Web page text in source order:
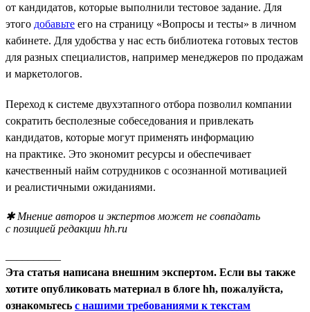
от кандидатов, которые выполнили тестовое задание. Для
этого добавьте его на страницу «Вопросы и тесты» в личном
кабинете. Для удобства у нас есть библиотека готовых тестов
для разных специалистов, например менеджеров по продажам
и маркетологов.
Переход к системе двухэтапного отбора позволил компании
сократить бесполезные собеседования и привлекать
кандидатов, которые могут применять информацию
на практике. Это экономит ресурсы и обеспечивает
качественный найм сотрудников с осознанной мотивацией
и реалистичными ожиданиями.
✱ Мнение авторов и экспертов может не совпадать
с позицией редакции hh.ru
Эта статья написана внешним экспертом. Если вы также
хотите опубликовать материал в блоге hh, пожалуйста,
ознакомьтесь с нашими требованиями к текстам